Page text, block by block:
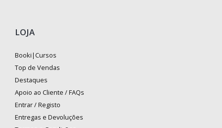
LOJA
Booki|Cursos
Top de Vendas
Destaques
Apoio ao Cliente / FAQs
Entrar / Registo
Entregas e Devoluções